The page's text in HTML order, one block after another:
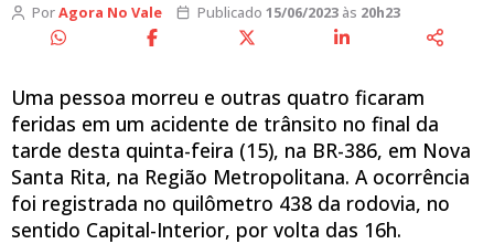
PorAgora No Vale Publicado 15/06/2023às 20h23
Uma pessoa morreu e outras quatro ficaram
feridas em um acidente de trânsito no final da
tarde desta quinta-feira (15), na BR-386, em Nova
Santa Rita, na Região Metropolitana. A ocorrência
foi registrada no quilômetro 438 da rodovia, no
sentido Capital-Interior, por volta das 16h.